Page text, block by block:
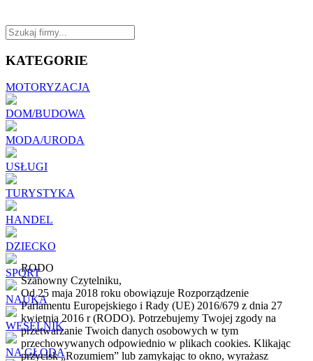
KATEGORIE
MOTORYZACJA
DOM/BUDOWA
MODA/URODA
USŁUGI
TURYSTYKA
HANDEL
DZIECKO
SPORT
NAUKA
WESELNIK
NA GŁODA
RODO
Szanowny Czytelniku,
Od 25 maja 2018 roku obowiązuje Rozporządzenie
Parlamentu Europejskiego i Rady (UE) 2016/679 z dnia 27
kwietnia 2016 r (RODO). Potrzebujemy Twojej zgody na
przetwarzanie Twoich danych osobowych w tym
przechowywanych odpowiednio w plikach cookies. Klikając
przycisk „Rozumiem” lub zamykając to okno, wyrażasz